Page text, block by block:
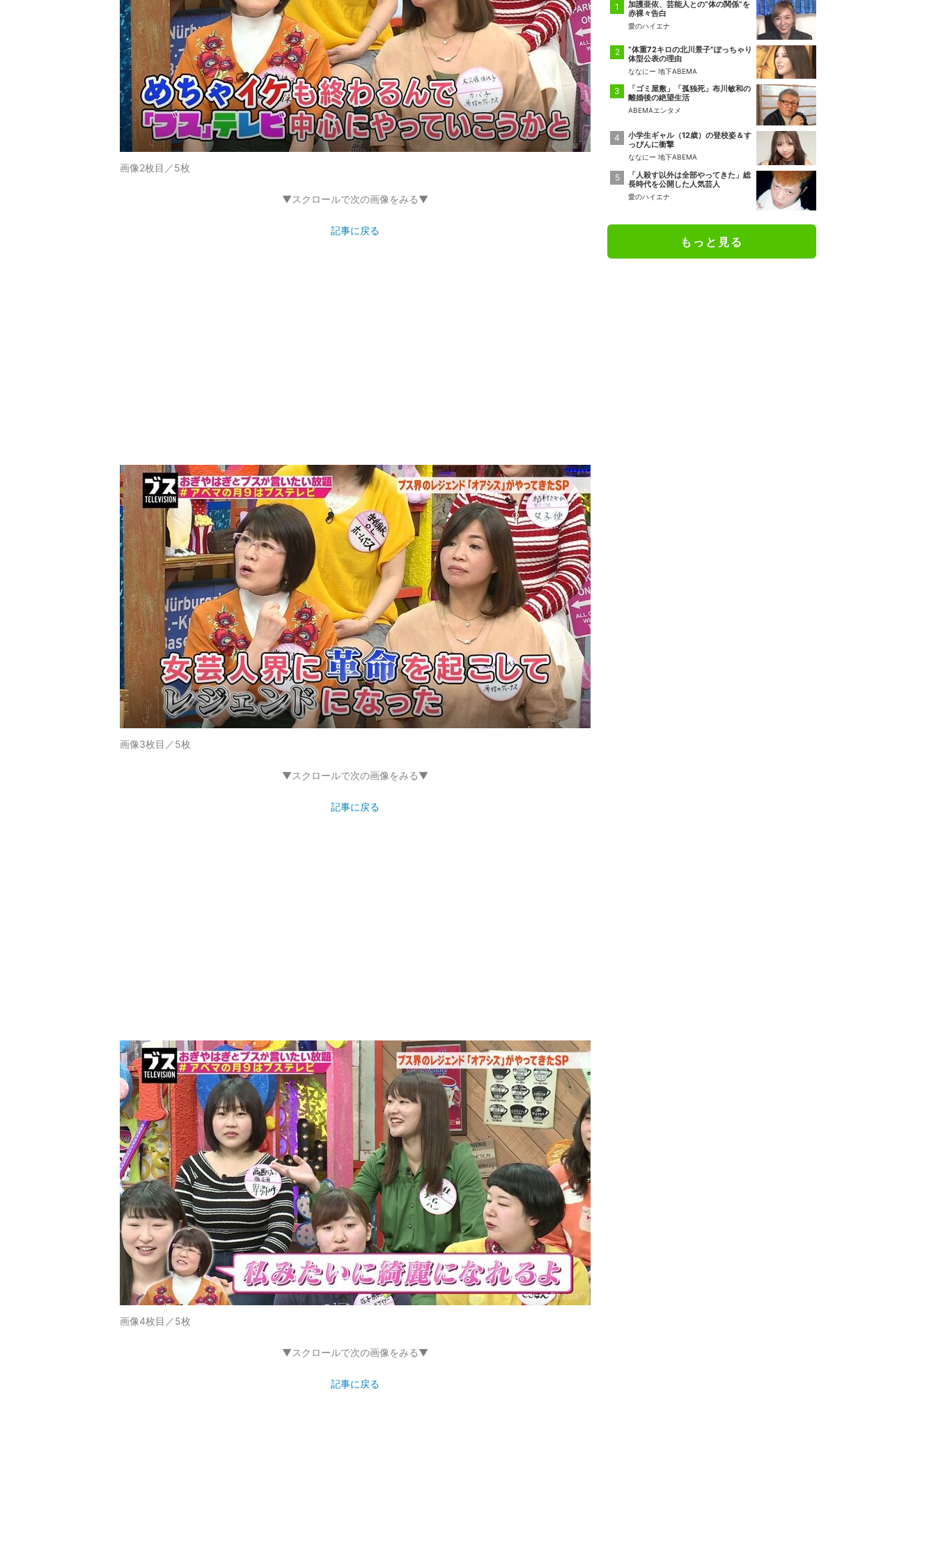
画像2枚目／5枚
▼スクロールで次の画像をみる▼
記事に戻る
画像3枚目／5枚
▼スクロールで次の画像をみる▼
記事に戻る
画像4枚目／5枚
▼スクロールで次の画像をみる▼
記事に戻る
加護亜依、芸能人との“体の関係”を
赤裸々告白
愛のハイエナ
“体重72キロの北川景子”ぽっちゃり
体型公表の理由
ななにー 地下ABEMA
「ゴミ屋敷」「孤独死」布川敏和の
離婚後の絶望生活
ABEMAエンタメ
小学生ギャル（12歳）の登校姿＆す
っぴんに衝撃
ななにー 地下ABEMA
「人殺す以外は全部やってきた」総
長時代を公開した人気芸人
愛のハイエナ
もっと見る